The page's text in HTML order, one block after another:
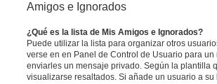
Amigos e Ignorados
¿Qué es la lista de Mis Amigos e Ignorados?
Puede utilizar la lista para organizar otros
verse en en Panel de Control de Usuario para
enviarles un mensaje privado. Según la plantilla
visualizarse resaltados. Si añade un usuario a